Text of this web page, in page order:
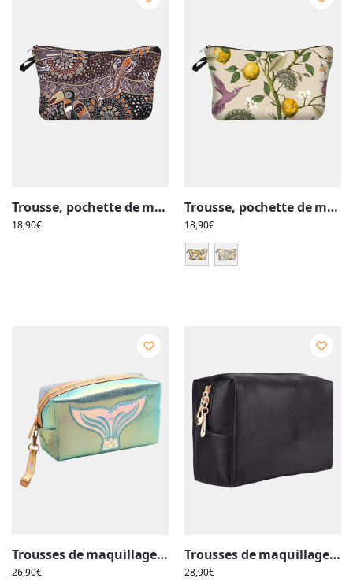
Trousse, pochette de maquillage ethnique tribale, toucan et salamandre
18,90€
Trousse, pochette de maquillage bucolique florale simple
18,90€
Trousses de maquillage toilette motif petite sirène, brillantes et colorées
26,90€
Trousses de maquillage toilette imperméables couleurs unies simples
28,90€